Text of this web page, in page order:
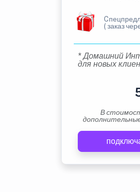
( заказ
* Домашний
для новых
В